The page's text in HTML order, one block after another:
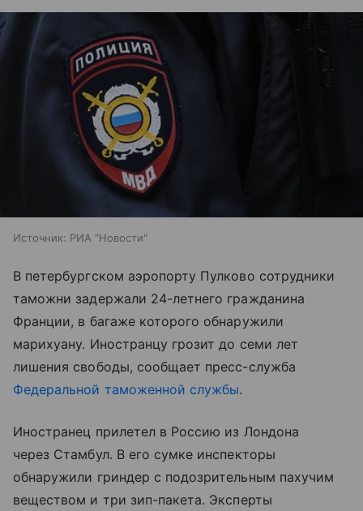
Источник: РИА "Новости"
В петербургском аэропорту Пулково сотрудники
таможни задержали 24-летнего гражданина
Франции, в багаже которого обнаружили
марихуану. Иностранцу грозит до семи лет
лишения свободы, сообщает пресс-служба
Федеральной таможенной службы.
Иностранец прилетел в Россию из Лондона
через Стамбул. В его сумке инспекторы
обнаружили гриндер с подозрительным пахучим
веществом и три зип-пакета. Эксперты